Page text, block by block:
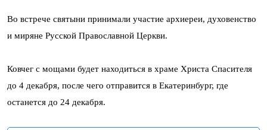
Во встрече святыни принимали участие архиереи, духовенство
и миряне Русской Православной Церкви.
Ковчег с мощами будет находиться в храме Христа Спасителя
до 4 декабря, после чего отправится в Екатеринбург, где
останется до 24 декабря.